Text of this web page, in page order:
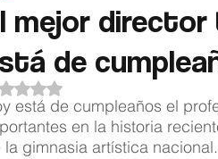
TRANSMILENIO
mejor
de
Obtuvo NaN de 5 estrellas.
está de cumpleaños el
en la historia
la gimnasia artística nacional.